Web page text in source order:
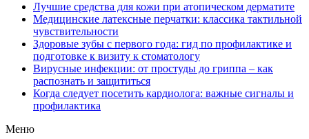
Лучшие средства для кожи при атопическом дерматите
Медицинские латексные перчатки: классика тактильной
чувствительности
Здоровые зубы с первого года: гид по профилактике и
подготовке к визиту к стоматологу
Вирусные инфекции: от простуды до гриппа – как
распознать и защититься
Когда следует посетить кардиолога: важные сигналы и
профилактика
Меню